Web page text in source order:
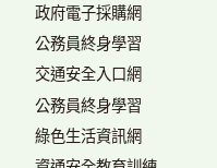
政府電子採購網
公務員終身學習
交通安全入口網
公務員終身學習
綠色生活資訊網